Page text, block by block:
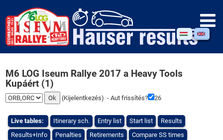
M6 LOG Iseum Rallye 2017 a Heavy Tools
Kupáért (1)
(Kijelentkezés) - Aut frissítés? 25
Live tables: Itinerary sch. Entry list Start list
Results
Results+Info
Penalties Retirements
Compare SS times